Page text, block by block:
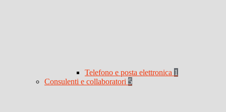
Telefono e posta elettronica 1
Consulenti e collaboratori 5